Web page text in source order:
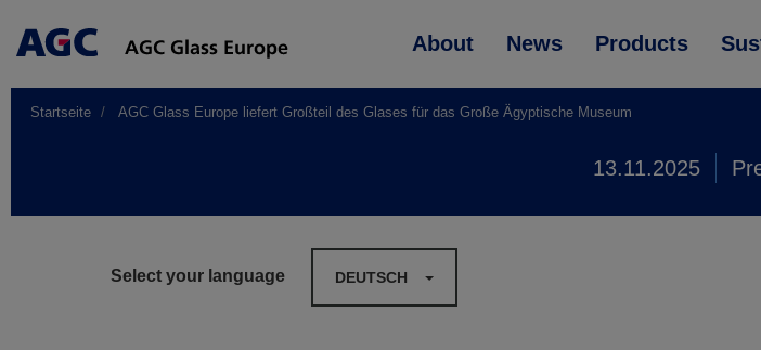
Main
About News Products
Startseite AGC Glass Europe liefert Großteil des Glases für das Große Ägyptische Museum
13.11.2025
Select your language DEUTSCH